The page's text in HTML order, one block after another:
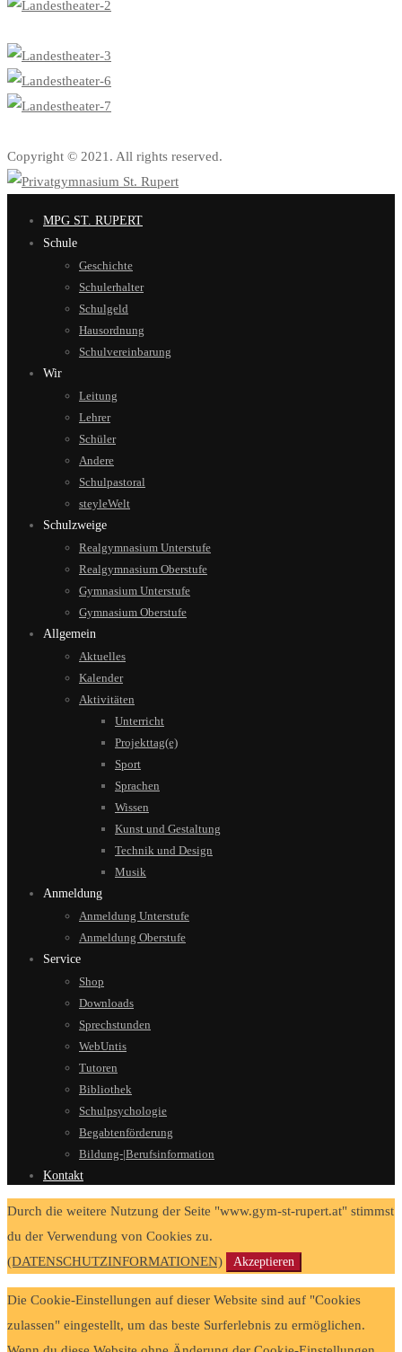
Copyright © 2021. All rights reserved.
MPG ST. RUPERT
Schule
Geschichte
Schulerhalter
Schulgeld
Hausordnung
Schulvereinbarung
Wir
Leitung
Lehrer
Schüler
Andere
Schulpastoral
steyleWelt
Schulzweige
Realgymnasium Unterstufe
Realgymnasium Oberstufe
Gymnasium Unterstufe
Gymnasium Oberstufe
Allgemein
Aktuelles
Kalender
Aktivitäten
Unterricht
Projekttag(e)
Sport
Sprachen
Wissen
Kunst und Gestaltung
Technik und Design
Musik
Anmeldung
Anmeldung Unterstufe
Anmeldung Oberstufe
Service
Shop
Downloads
Sprechstunden
WebUntis
Tutoren
Bibliothek
Schulpsychologie
Begabtenförderung
Bildung-|Berufsinformation
Kontakt
Durch die weitere Nutzung der Seite "www.gym-st-rupert.at" stimmst
du der Verwendung von Cookies zu.
(DATENSCHUTZINFORMATIONEN)
Akzeptieren
Die Cookie-Einstellungen auf dieser Website sind auf "Cookies
zulassen" eingestellt, um das beste Surferlebnis zu ermöglichen.